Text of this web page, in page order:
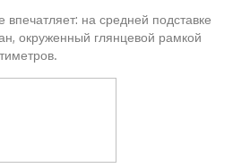
на средней подставке
окруженный глянцевой рамкой